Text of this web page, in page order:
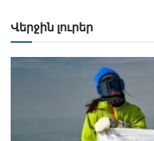
Վերջին լուրեր